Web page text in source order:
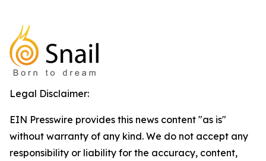
Legal Disclaimer:
EIN Presswire provides this news content "as is"
without warranty of any kind. We do not accept any
responsibility or liability for the accuracy, content,